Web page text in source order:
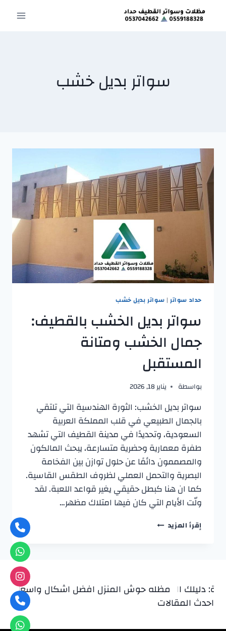
التجاوز
سواتر بديل خشب
حداد سواتر| سواتر بديل خشب
سواتر بديل الخشب بالقطيف:
جمال الخشب ومتانة
المستقبل
بواسطة يناير 18, 2026
سواتر بديل الخشب: الثورة الهندسية التي تلتقي
بالجمال الطبيعي ​في قلب المملكة العربية
السعودية، وتحديدًا في مدينة القطيف التي تشهد
طفرة معمارية وحضرية متسارعة، يبحث المالكون
والمصممون دائمًا عن حلول توازن بين الفخامة
البصرية والتحمل العملي لظروف الطقس القاسية.
كما ان هنا كبطل حقيقي يغير قواعد اللعبة. ​لقد
ولّت الأيام التي كان فيها امتلاك مظهر…
إقرأ المزيدسواتر
ومتانة
المستقبلاحدث المقالات
الشامل لأفضل الخدمات في الدمام، الخبر، والجبيل
مظله حوش المنزل افضل اشكال واسعار مظلات